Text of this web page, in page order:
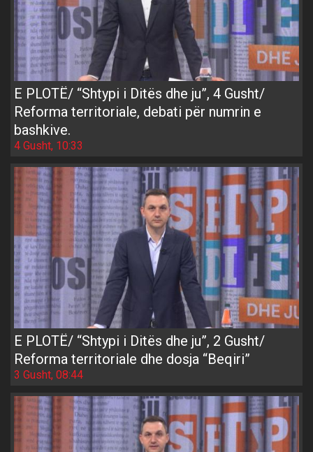
E PLOTË/ “Shtypi i Ditës dhe ju”, 4 Gusht/
Reforma territoriale, debati për numrin e
bashkive.
4 Gusht, 10:33
E PLOTË/ “Shtypi i Ditës dhe ju”, 2 Gusht/
Reforma territoriale dhe dosja “Beqiri”
3 Gusht, 08:44